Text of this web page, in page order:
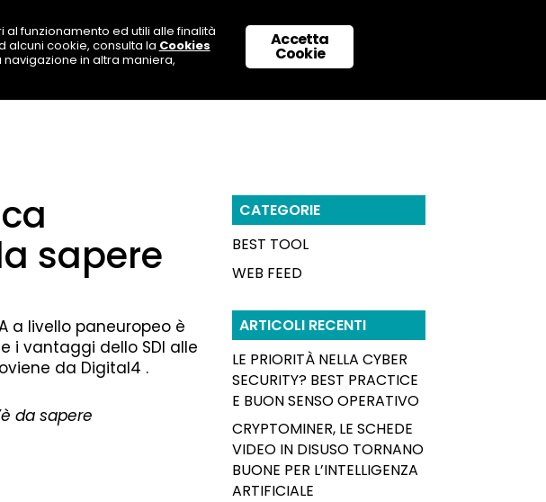
TOOL LAVORA CON NOI SUPPORTO & CONTATTI
sapere
a livello paneuropeo è
i vantaggi dello SDI alle
da Digital4 .
da sapere
CATEGORIE
BEST TOOL
WEB FEED
ARTICOLI RECENTI
LE PRIORITÀ NELLA CYBER
SECURITY? BEST PRACTICE
E BUON SENSO OPERATIVO
CRYPTOMINER, LE SCHEDE
VIDEO IN DISUSO TORNANO
BUONE PER L’INTELLIGENZA
ARTIFICIALE
Accetta
Cookie
funzionamento ed utili alle finalità
alcuni cookie, consulta la Cookies
in altra maniera,